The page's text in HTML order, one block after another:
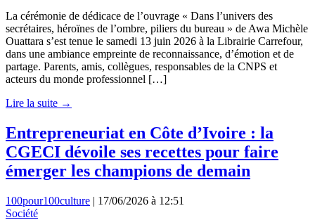
La cérémonie de dédicace de l’ouvrage « Dans l’univers des
secrétaires, héroïnes de l’ombre, piliers du bureau » de Awa Michèle
Ouattara s’est tenue le samedi 13 juin 2026 à la Librairie Carrefour,
dans une ambiance empreinte de reconnaissance, d’émotion et de
partage. Parents, amis, collègues, responsables de la CNPS et
acteurs du monde professionnel […]
Lire la suite →
Entrepreneuriat en Côte d’Ivoire : la
CGECI dévoile ses recettes pour faire
émerger les champions de demain
100pour100culture | 17/06/2026 à 12:51
Société